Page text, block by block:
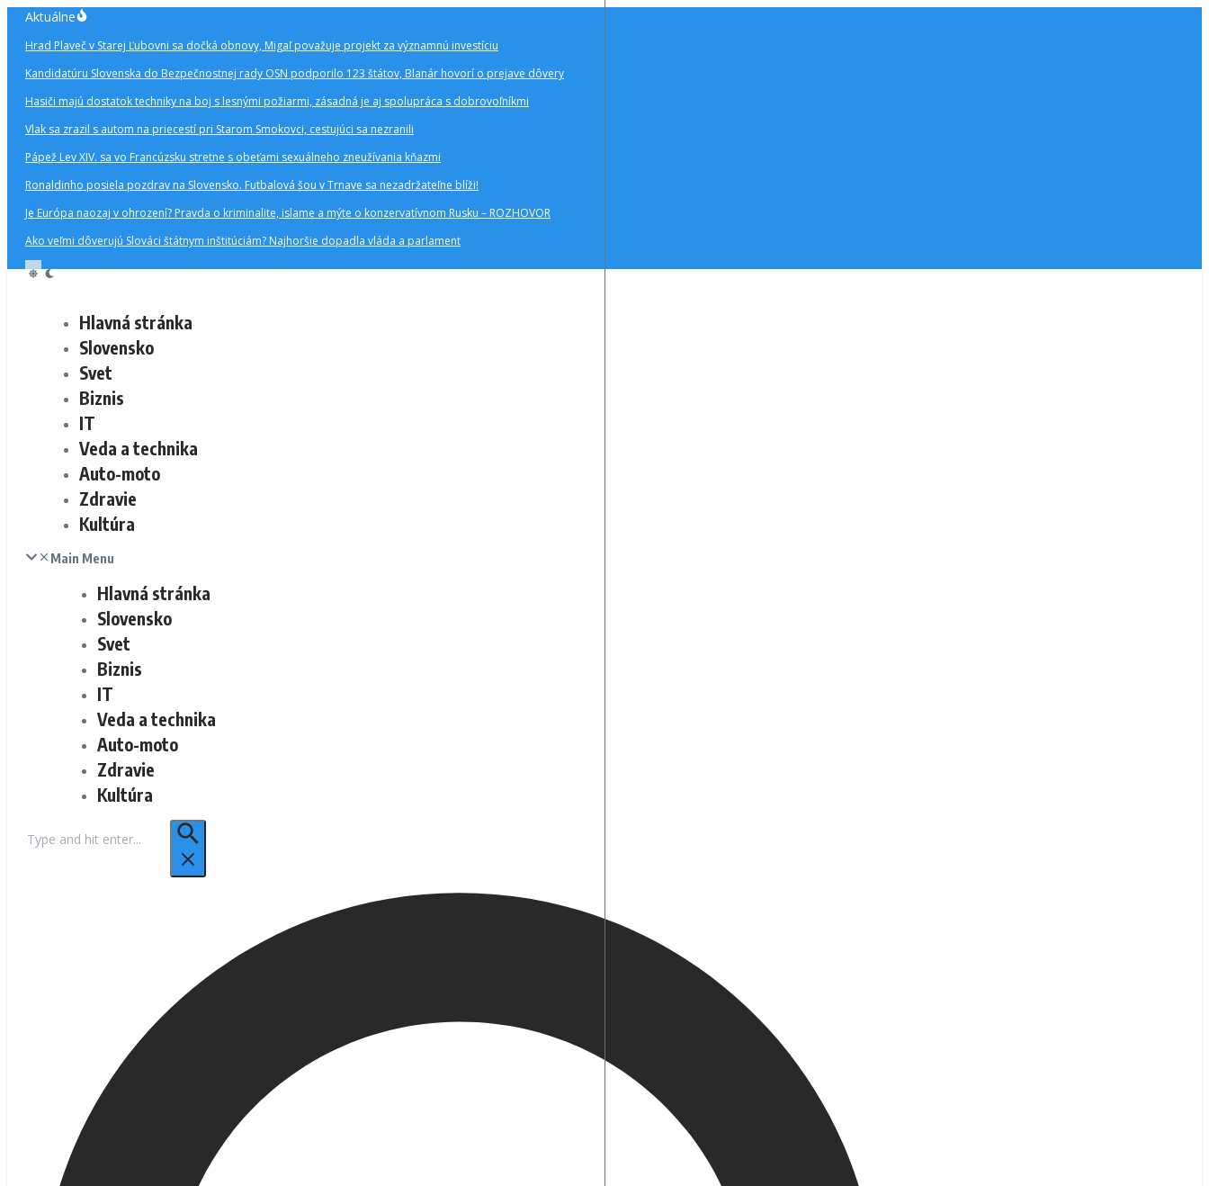
Preskočiť
obsah
Aktuálne
Hrad Plaveč v Starej Ľubovni sa dočká obnovy, Migaľ považuje projekt za významnú investíciu
Kandidatúru Slovenska do Bezpečnostnej rady OSN podporilo 123 štátov, Blanár hovorí o prejave dôvery
Hasiči majú dostatok techniky na boj s lesnými požiarmi, zásadná je aj spolupráca s dobrovoľníkmi
Vlak sa zrazil s autom na priecestí pri Starom Smokovci, cestujúci sa nezranili
Pápež Lev XIV. sa vo Francúzsku stretne s obeťami sexuálneho zneužívania kňazmi
Ronaldinho posiela pozdrav na Slovensko. Futbalová šou v Trnave sa nezadržateľne blíži!
Je Európa naozaj v ohrození? Pravda o kriminalite, islame a mýte o konzervatívnom Rusku – ROZHOVOR
Ako veľmi dôverujú Slováci štátnym inštitúciám? Najhoršie dopadla vláda a parlament
Hlavná stránka
Slovensko
Svet
Biznis
IT
Veda a technika
Auto-moto
Zdravie
Kultúra
Main Menu
Hlavná stránka
Slovensko
Svet
Biznis
IT
Veda a technika
Auto-moto
Zdravie
Kultúra